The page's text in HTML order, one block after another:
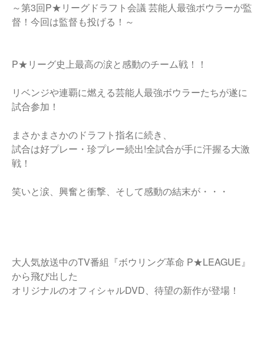
～第3回P★リーグドラフト会議 芸能人最強ボウラーが監
督！今回は監督も投げる！～
P★リーグ史上最高の涙と感動のチーム戦！！
リベンジや連覇に燃える芸能人最強ボウラーたちが遂に
試合参加！
まさかまさかのドラフト指名に続き、
試合は好プレー・珍プレー続出!全試合が手に汗握る大激
戦！
笑いと涙、興奮と衝撃、そして感動の結末が・・・
大人気放送中のTV番組『ボウリング革命 P★LEAGUE』
から飛び出した
オリジナルのオフィシャルDVD、待望の新作が登場！